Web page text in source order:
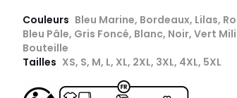
Couleurs Bleu Marine, Bordeaux, Lilas,
Bleu Pâle, Gris Foncé, Blanc, Noir, Vert
Bouteille
Tailles XS, S, M, L, XL, 2XL, 3XL, 4XL, 5XL